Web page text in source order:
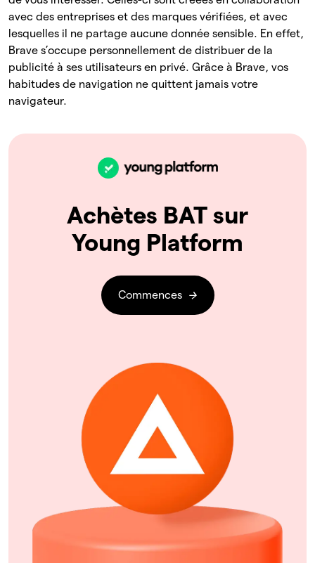
avec des entreprises et des marques vérifiées, et avec
lesquelles il ne partage aucune donnée sensible. En effet,
Brave s’occupe personnellement de distribuer de la
publicité à ses utilisateurs en privé. Grâce à Brave, vos
habitudes de navigation ne quittent jamais votre
navigateur.
Achètes BAT sur
Young Platform
Commences